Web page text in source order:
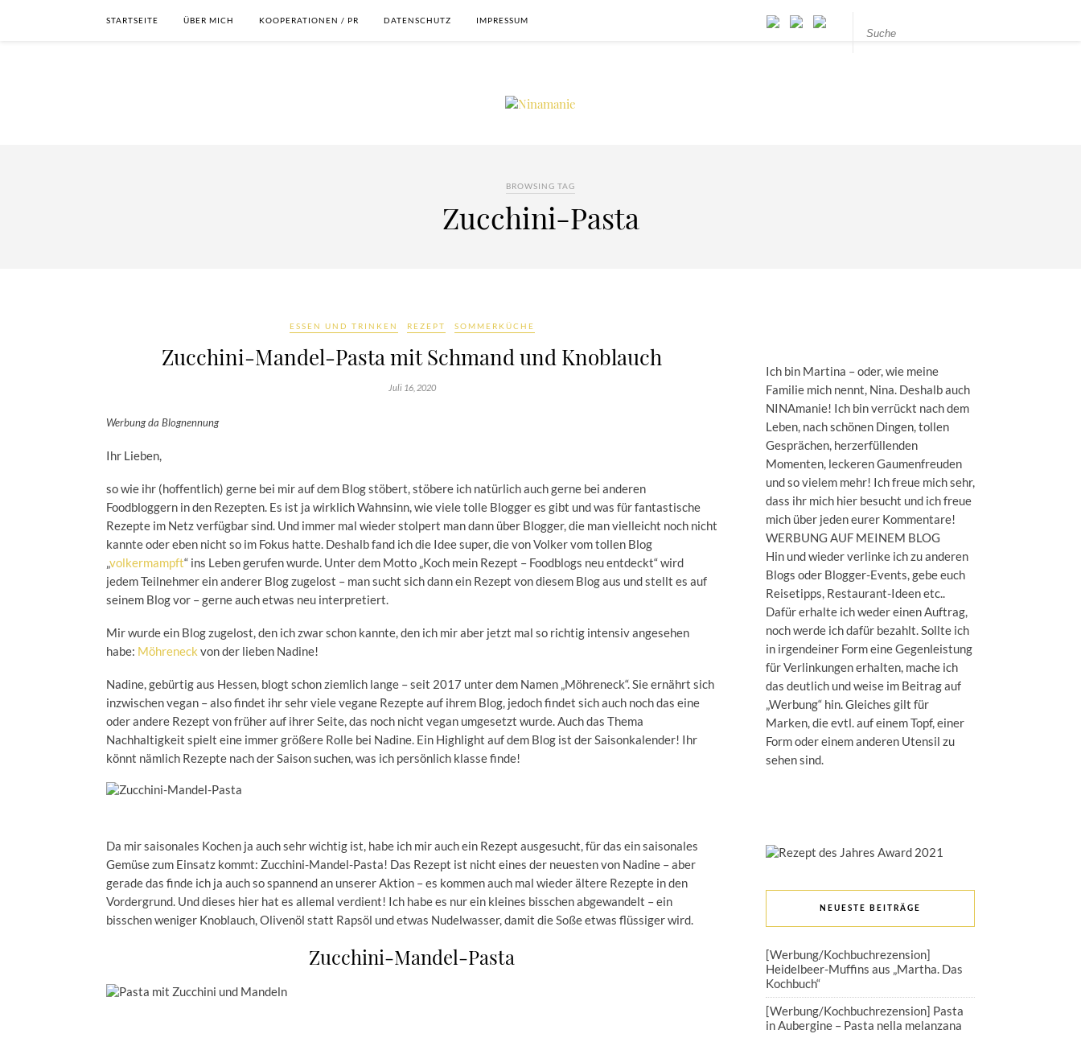
STARTSEITE ÜBER MICH KOOPERATIONEN / PR DATENSCHUTZ IMPRESSUM
BROWSING TAG
Zucchini-Pasta
ESSEN UND TRINKEN REZEPT SOMMERKÜCHE
Zucchini-Mandel-Pasta mit Schmand und Knoblauch
Juli 16, 2020
Werbung da Blognennung
Ihr Lieben,
so wie ihr (hoffentlich) gerne bei mir auf dem Blog stöbert, stöbere ich natürlich auch gerne bei anderen
Foodbloggern in den Rezepten. Es ist ja wirklich Wahnsinn, wie viele tolle Blogger es gibt und was für fantastische
Rezepte im Netz verfügbar sind. Und immer mal wieder stolpert man dann über Blogger, die man vielleicht noch nicht
kannte oder eben nicht so im Fokus hatte. Deshalb fand ich die Idee super, die von Volker vom tollen Blog
„volkermampft“ ins Leben gerufen wurde. Unter dem Motto „Koch mein Rezept – Foodblogs neu entdeckt“ wird
jedem Teilnehmer ein anderer Blog zugelost – man sucht sich dann ein Rezept von diesem Blog aus und stellt es auf
seinem Blog vor – gerne auch etwas neu interpretiert.
Mir wurde ein Blog zugelost, den ich zwar schon kannte, den ich mir aber jetzt mal so richtig intensiv angesehen
habe: Möhreneck von der lieben Nadine!
Nadine, gebürtig aus Hessen, blogt schon ziemlich lange – seit 2017 unter dem Namen „Möhreneck“. Sie ernährt sich
inzwischen vegan – also findet ihr sehr viele vegane Rezepte auf ihrem Blog, jedoch findet sich auch noch das eine
oder andere Rezept von früher auf ihrer Seite, das noch nicht vegan umgesetzt wurde. Auch das Thema
Nachhaltigkeit spielt eine immer größere Rolle bei Nadine. Ein Highlight auf dem Blog ist der Saisonkalender! Ihr
könnt nämlich Rezepte nach der Saison suchen, was ich persönlich klasse finde!
Da mir saisonales Kochen ja auch sehr wichtig ist, habe ich mir auch ein Rezept ausgesucht, für das ein saisonales
Gemüse zum Einsatz kommt: Zucchini-Mandel-Pasta! Das Rezept ist nicht eines der neuesten von Nadine – aber
gerade das finde ich ja auch so spannend an unserer Aktion – es kommen auch mal wieder ältere Rezepte in den
Vordergrund. Und dieses hier hat es allemal verdient! Ich habe es nur ein kleines bisschen abgewandelt – ein
bisschen weniger Knoblauch, Olivenöl statt Rapsöl und etwas Nudelwasser, damit die Soße etwas flüssiger wird.
Zucchini-Mandel-Pasta
Ich bin Martina – oder, wie meine
Familie mich nennt, Nina. Deshalb auch
NINAmanie! Ich bin verrückt nach dem
Leben, nach schönen Dingen, tollen
Gesprächen, herzerfüllenden
Momenten, leckeren Gaumenfreuden
und so vielem mehr! Ich freue mich sehr,
dass ihr mich hier besucht und ich freue
mich über jeden eurer Kommentare!
WERBUNG AUF MEINEM BLOG
Hin und wieder verlinke ich zu anderen
Blogs oder Blogger-Events, gebe euch
Reisetipps, Restaurant-Ideen etc..
Dafür erhalte ich weder einen Auftrag,
noch werde ich dafür bezahlt. Sollte ich
in irgendeiner Form eine Gegenleistung
für Verlinkungen erhalten, mache ich
das deutlich und weise im Beitrag auf
„Werbung“ hin. Gleiches gilt für
Marken, die evtl. auf einem Topf, einer
Form oder einem anderen Utensil zu
sehen sind.
NEUESTE BEITRÄGE
[Werbung/Kochbuchrezension]
Heidelbeer-Muffins aus „Martha. Das
Kochbuch“
[Werbung/Kochbuchrezension] Pasta
in Aubergine – Pasta nella melanzana